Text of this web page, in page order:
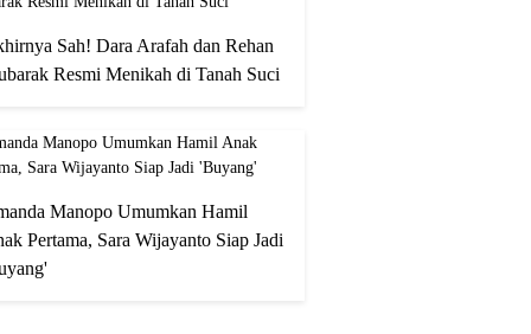
Sah! Dara Arafah dan Rehan
Resmi Menikah di Tanah Suci
Manopo Umumkan Hamil
Pertama, Sara Wijayanto Siap Jadi